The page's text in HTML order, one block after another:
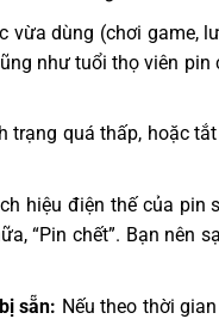
vừa dùng (chơi game,
như tuổi thọ viên
trạng quá thấp, hoặc
hiệu điện thế của pin
“Pin chết”. Bạn nên
sẵn: Nếu theo thời